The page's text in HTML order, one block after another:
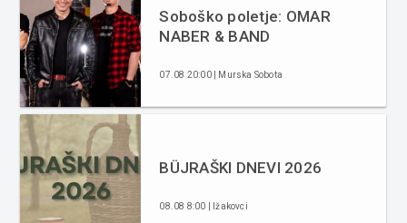
Soboško poletje: OMAR
NABER & BAND
07.08 20:00 | Murska Sobota
BÜJRAŠKI DNEVI 2026
08.08 8:00 | Ižakovci